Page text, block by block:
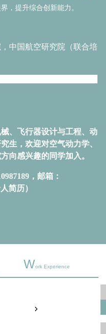
，提升综合创新能力。
中国航空研究院（联合培
、飞行器设计与工程、动
生，欢迎对空气动力学、
向感兴趣的同学加入。
，邮箱：
简历）
Work Experience